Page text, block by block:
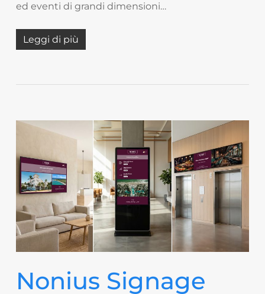
ed eventi di grandi dimensioni…
Leggi di più
Nonius Signage